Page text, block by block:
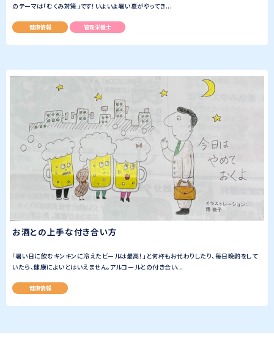
のテーマは「むくみ対策」です！いよいよ暑い夏がやってき...
健康情報 管理栄養士
お酒との上手な付き合い方
「暑い日に飲むキンキンに冷えたビールは最高！」と何杯もお代わりしたり、毎日晩酌をして
いたら、健康によいとはいえません。アルコールとの付き合い...
健康情報